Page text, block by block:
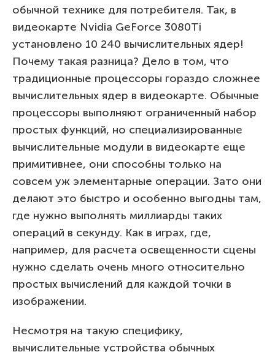
обычной технике для потребителя. Так, в
видеокарте Nvidia GeForce 3080Ti
установлено 10 240 вычислительных ядер!
Почему такая разница? Дело в том, что
традиционные процессоры гораздо сложнее
вычислительных ядер в видеокарте. Обычные
процессоры выполняют ограниченный набор
простых функций, но специализированные
вычислительные модули в видеокарте еще
примитивнее, они способны только на
совсем уж элементарные операции. Зато они
делают это быстро и особенно выгодны там,
где нужно выполнять миллиарды таких
операций в секунду. Как в играх, где,
например, для расчета освещенности сцены
нужно сделать очень много относительно
простых вычислений для каждой точки в
изображении.
Несмотря на такую специфику,
вычислительные устройства обычных